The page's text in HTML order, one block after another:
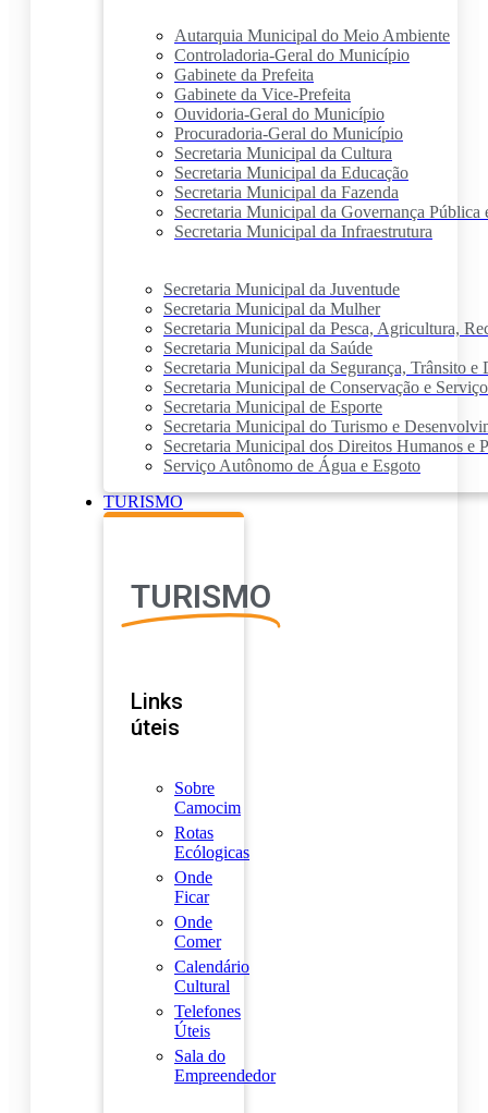
Autarquia Municipal do Meio Ambiente
Controladoria-Geral do Município
Gabinete da Prefeita
Gabinete da Vice-Prefeita
Ouvidoria-Geral do Município
Procuradoria-Geral do Município
Secretaria Municipal da Cultura
Secretaria Municipal da Educação
Secretaria Municipal da Fazenda
Secretaria Municipal da Governança Pública
Secretaria Municipal da Infraestrutura
Secretaria Municipal da Juventude
Secretaria Municipal da Mulher
Secretaria Municipal da Pesca, Agricultura,
Secretaria Municipal da Saúde
Secretaria Municipal da Segurança, Trânsito e
Secretaria Municipal de Conservação e
Secretaria Municipal de Esporte
Secretaria Municipal do Turismo e
Secretaria Municipal dos Direitos Humanos e
Serviço Autônomo de Água e Esgoto
TURISMO
TURISMO
Links
úteis
Sobre
Camocim
Rotas
Ecólogicas
Onde
Ficar
Onde
Comer
Calendário
Cultural
Telefones
Úteis
Sala do
Empreendedor